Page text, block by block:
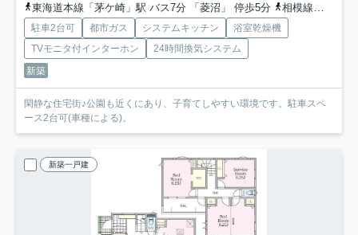
東海道本線「茅ケ崎」駅 バス7分 「菱沼」 停歩5分
相模線「茅ケ崎」駅 バス7分 「菱沼」 停歩5分
駐車2台可 都市ガス システムキッチン
浴室乾燥機
TVモニタ付インターホン
24時間換気システム
新築
閑静な住宅街♪公園も近くにあり、子育てしやすい環境です。駐車スペ
ース2台可(車種による)。
新築一戸建